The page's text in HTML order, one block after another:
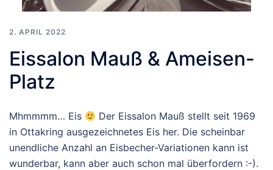
2. APRIL 2022
Eissalon Mauß & Ameisen-
Platz
Mhmmmm… Eis
Der Eissalon Mauß stellt seit 1969
in Ottakring ausgezeichnetes Eis her. Die scheinbar
unendliche Anzahl an Eisbecher-Variationen kann ist
wunderbar, kann aber auch schon mal überfordern :-).